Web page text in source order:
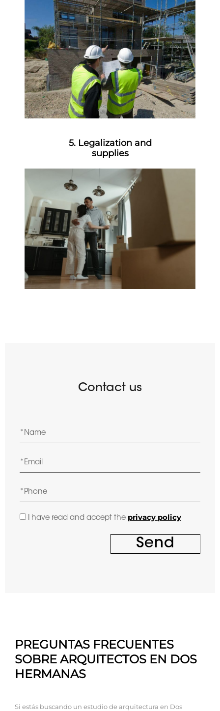
5. Legalization and
supplies
Contact us
I have read and accept the privacy policy
Send
PREGUNTAS FRECUENTES
SOBRE ARQUITECTOS EN DOS
HERMANAS
Si estás buscando un estudio de arquitectura en Dos